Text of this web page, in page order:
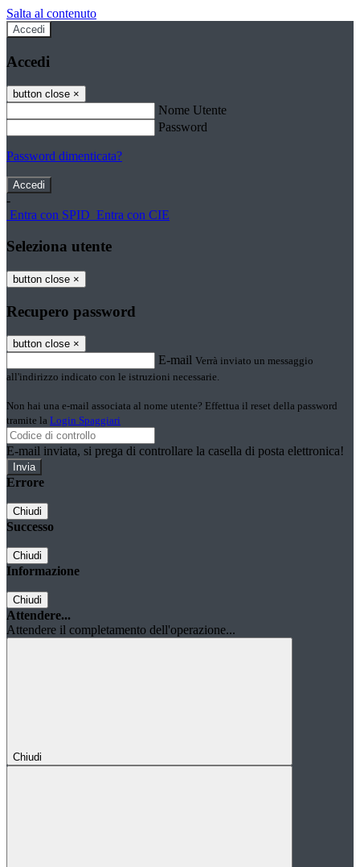
Salta al contenuto
Accedi
Accedi
button close ×
Nome Utente
Password
Password dimenticata?
-
Entra con SPID Entra con CIE
Seleziona utente
button close ×
Recupero password
button close ×
E-mail Verrà inviato un messaggio
all'indirizzo indicato con le istruzioni necessarie.
Non hai una e-mail associata al nome utente? Effettua il reset della password
tramite la Login Spaggiari
E-mail inviata, si prega di controllare la casella di posta elettronica!
Errore
Chiudi
Successo
Chiudi
Informazione
Chiudi
Attendere...
Attendere il completamento dell'operazione...
Chiudi